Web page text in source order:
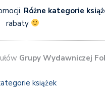
Różne kategorie
rabaty
Grupy Wydawniczej